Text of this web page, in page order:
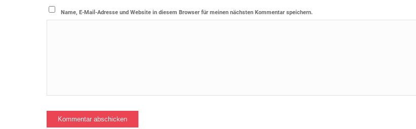
Name, E-Mail-Adresse und Website in diesem Browser für meinen nächsten Kommentar speichern.